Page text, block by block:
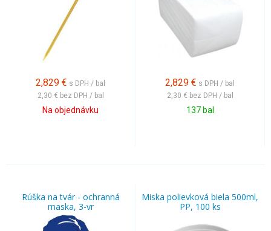
2,829 € s DPH / bal
2,30 € bez DPH / bal
Na objednávku
2,829 € s DPH / bal
2,30 € bez DPH / bal
137 bal
Rúška na tvár - ochranná
maska, 3-vr
Miska polievková biela 500ml,
PP, 100 ks